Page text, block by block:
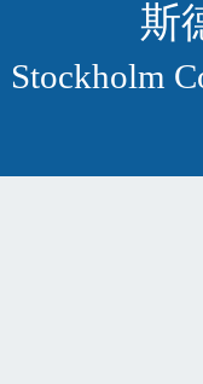
斯
Stockholm